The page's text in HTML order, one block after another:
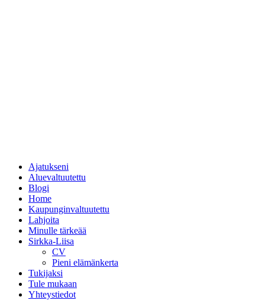
Ajatukseni
Aluevaltuutettu
Blogi
Home
Kaupunginvaltuutettu
Lahjoita
Minulle tärkeää
Sirkka-Liisa
CV
Pieni elämänkerta
Tukijaksi
Tule mukaan
Yhteystiedot